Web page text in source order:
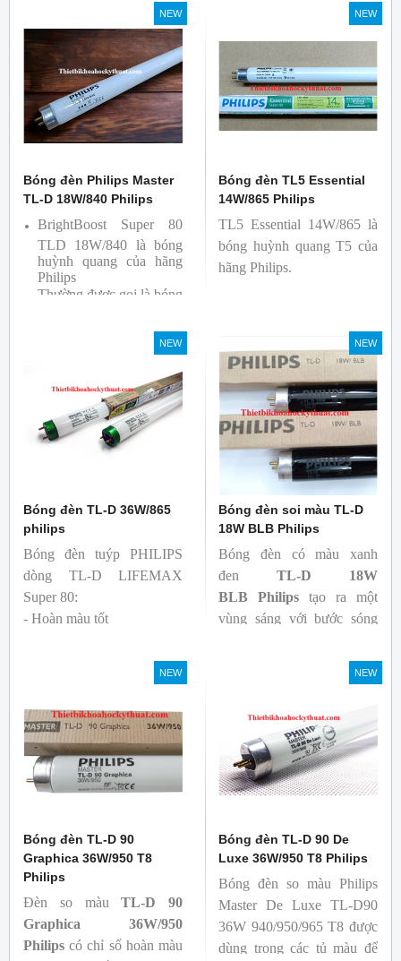
Sản phẩm được sản xuất
bởi hãng Philips, xuất xứ
Ba lan
Sản phẩm được sản xuất
NEW
Bóng đèn Philips Master
TL-D 18W/840 Philips
BrightBoost Super 80
TLD 18W/840 là bóng
huỳnh quang của hãng
Philips
Thường được gọi là bóng
Bóng có độ hoàn màu
cao(Ra80) cùng quang
NEW
Bóng đèn TL5 Essential
14W/865 Philips
TL5 Essential 14W/865 là
bóng huỳnh quang T5 của
hãng Philips.
NEW
Bóng đèn TL-D 36W/865
philips
Bóng đèn tuýp PHILIPS
dòng TL-D LIFEMAX
Super 80:
- Hoàn màu tốt
cả ban đầu và trong suốt
tuổi thọ của bóng đèn, với
thông cao
- Tạo ra từ màu trắng ấm
đến ánh sáng ban ngày mát
mẻ
NEW
Bóng đèn soi màu TL-D
18W BLB Philips
Bóng đèn có màu xanh
đen TL-D 18W
BLB
Philips tạo ra một
vùng sáng với bước sóng
sắc trực quan. Giúp người
dùng có thể phát hiện và
và keo trong sản phẩm.
NEW
Bóng đèn TL-D 90
Graphica 36W/950 T8
Philips
Đèn so màu TL-D 90
Graphica 36W/950
Philips có chỉ số hoàn màu
NEW
Bóng đèn TL-D 90 De
Luxe 36W/950 T8 Philips
Bóng đèn so màu Philips
Master De Luxe TL-D90
36W 940/950/965 T8 được
dùng trong các tủ màu để